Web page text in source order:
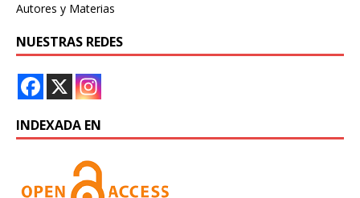
Autores y Materias
NUESTRAS REDES
INDEXADA EN